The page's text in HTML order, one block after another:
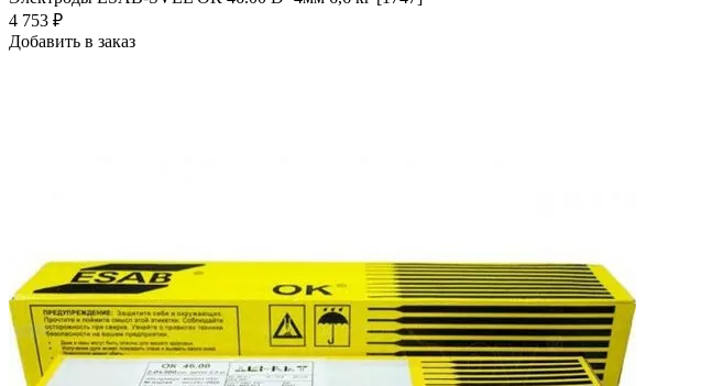
4 753 ₽
Добавить в заказ